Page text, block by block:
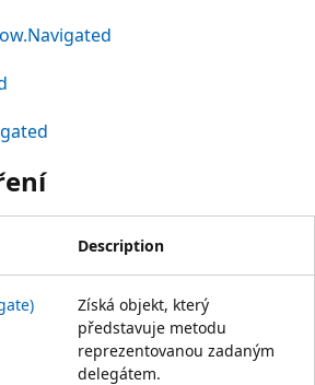
Description
Získá objekt, který
představuje metodu
reprezentovanou zadaným
delegátem.